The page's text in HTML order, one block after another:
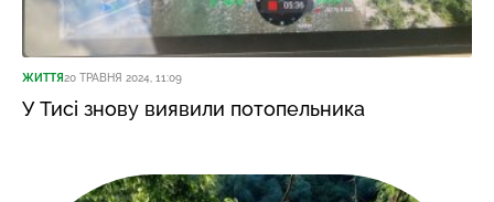
ЖИТТЯ20 ТРАВНЯ 2024, 11:09
У Тисі знову виявили потопельника